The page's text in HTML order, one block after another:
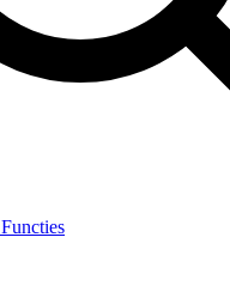
Functies